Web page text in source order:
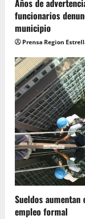
Años de
funcionarios
municipio
Prensa Region
Sueldos
empleo formal